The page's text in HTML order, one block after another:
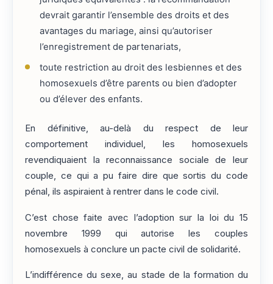
devrait garantir l’ensemble des droits et des
avantages du mariage, ainsi qu’autoriser
l’enregistrement de partenariats,
toute restriction au droit des lesbiennes et des
homosexuels d’être parents ou bien d’adopter
ou d’élever des enfants.
En définitive, au-delà du respect de leur
comportement individuel, les homosexuels
revendiquaient la reconnaissance sociale de leur
couple, ce qui a pu faire dire que sortis du code
pénal, ils aspiraient à rentrer dans le code civil.
C’est chose faite avec l’adoption sur la loi du 15
novembre 1999 qui autorise les couples
homosexuels à conclure un pacte civil de solidarité.
L’indifférence du sexe, au stade de la formation du